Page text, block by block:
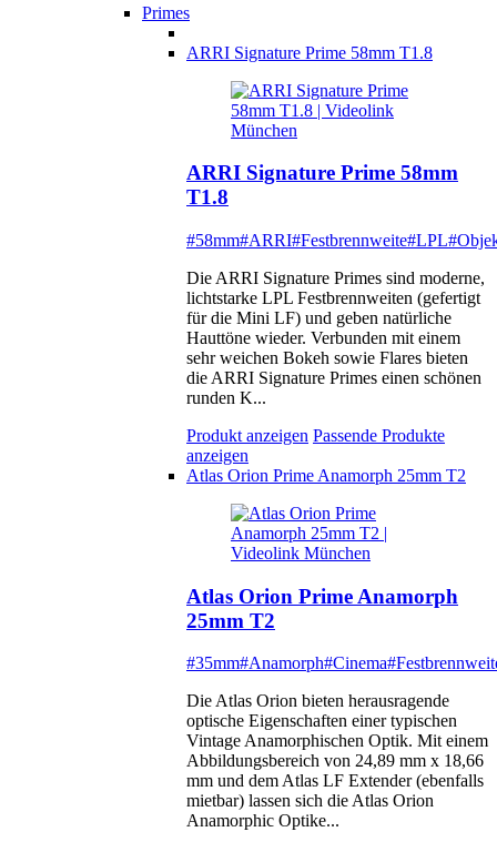
Primes
ARRI Signature Prime 58mm T1.8
ARRI Signature Prime 58mm
T1.8
#58mm#ARRI#Festbrennweite#LPL
Die ARRI Signature Primes sind moderne,
lichtstarke LPL Festbrennweiten (gefertigt
für die Mini LF) und geben natürliche
Hauttöne wieder. Verbunden mit einem
sehr weichen Bokeh sowie Flares bieten
die ARRI Signature Primes einen schönen
runden K...
Produkt anzeigen Passende Produkte
anzeigen
Atlas Orion Prime Anamorph 25mm T2
Atlas Orion Prime Anamorph
25mm T2
#35mm#Anamorph#Cinema
Die Atlas Orion bieten herausragende
optische Eigenschaften einer typischen
Vintage Anamorphischen Optik. Mit einem
Abbildungsbereich von 24,89 mm x 18,66
mm und dem Atlas LF Extender (ebenfalls
mietbar) lassen sich die Atlas Orion
Anamorphic Optike...